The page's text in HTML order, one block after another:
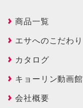
商品一覧
エサへのこだわり
カタログ
キョーリン動画館
会社概要